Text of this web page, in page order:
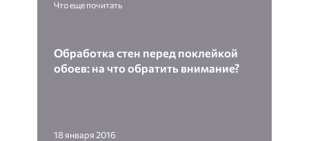
Что еще почитать
Обработка стен перед поклейкой
обоев: на что обратить внимание?
18 января 2016